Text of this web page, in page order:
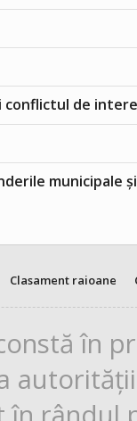
conflictul de
municipale
Clasament raioane
în